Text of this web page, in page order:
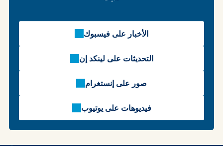
الأخبار على فيسبوك
التحديثات على لينكد إن
صور على إنستغرام
فيديوهات على يوتيوب